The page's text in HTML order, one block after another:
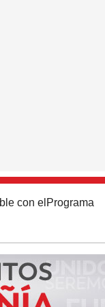
con el Programa